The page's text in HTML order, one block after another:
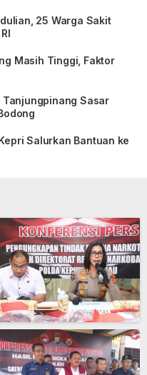
25 Warga Sakit
Masih Tinggi, Faktor
Sasar
Salurkan Bantuan ke